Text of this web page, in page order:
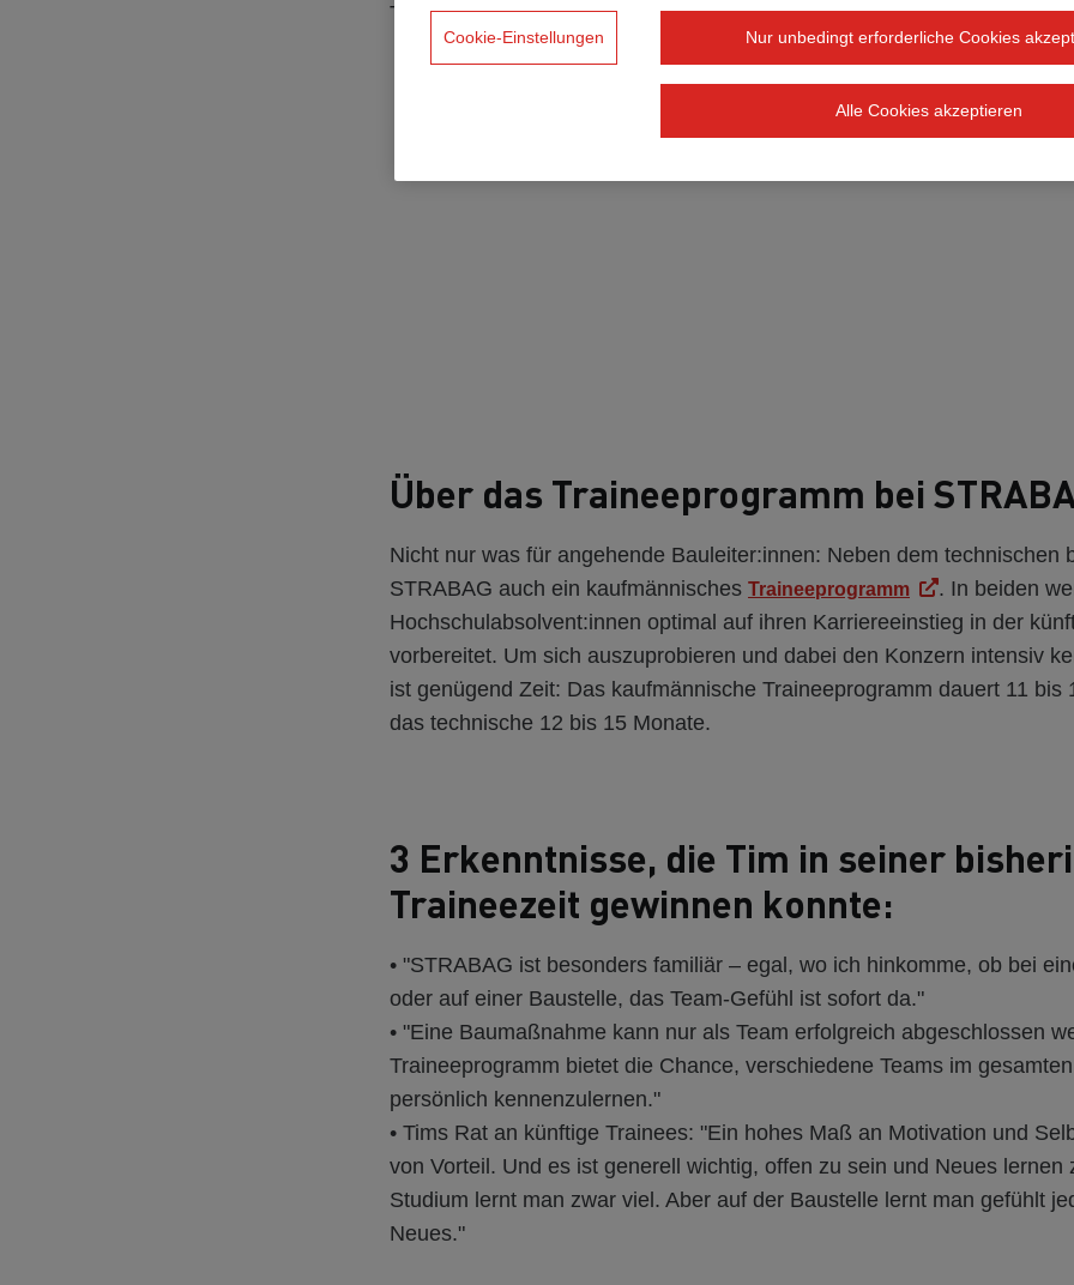
Tunnelbauprojekt in der Nähe von London arbeiten.
Über das Traineeprogramm bei
Nicht nur was für angehende Bauleiter:innen: Neben dem technischen
STRABAG auch ein kaufmännisches Traineeprogramm
. In beiden
Hochschulabsolvent:innen optimal auf ihren Karriereeinstieg in der
vorbereitet. Um sich auszuprobieren und dabei den Konzern intensiv
ist genügend Zeit: Das kaufmännische Traineeprogramm dauert 11 bis
das technische 12 bis 15 Monate.
3 Erkenntnisse, die Tim in seiner
Traineezeit gewinnen konnte:
• "STRABAG ist besonders familiär – egal, wo ich hinkomme, ob bei
oder auf einer Baustelle, das Team-Gefühl ist sofort da."
• "Eine Baumaßnahme kann nur als Team erfolgreich abgeschlossen
Traineeprogramm bietet die Chance, verschiedene Teams im
persönlich kennenzulernen."
• Tims Rat an künftige Trainees: "Ein hohes Maß an Motivation und
von Vorteil. Und es ist generell wichtig, offen zu sein und Neues lernen
Studium lernt man zwar viel. Aber auf der Baustelle lernt man gefühlt
Neues."
Nur unbedingt erforderliche Cookies
Alle Cookies akzeptieren
Cookie-Einstellungen